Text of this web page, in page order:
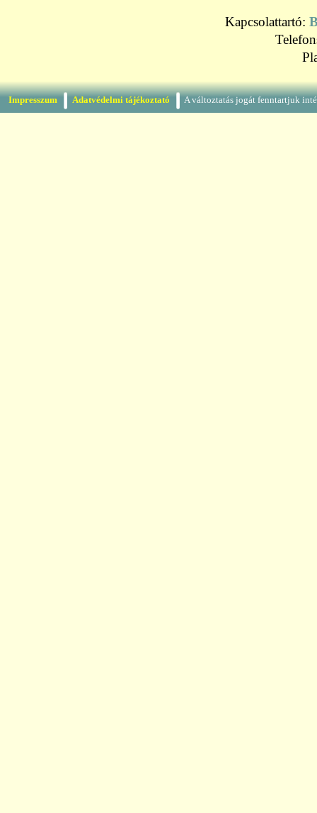
Kapcsolattartó:
Impresszum Adatvédelmi tájékoztató A változtatás jogát fenntartjuk